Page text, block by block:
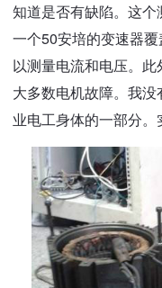
知道是否有缺陷。这个
一个50安培的变速器
以测量电流和电压。
大多数电机故障。我
业电工身体的一部分。